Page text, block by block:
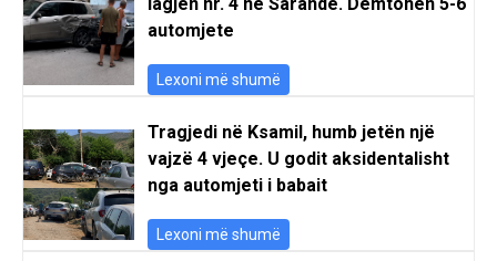
automjete
Lexoni më shumë
Tragjedi në Ksamil, humb jetën një
vajzë 4 vjeçe. U godit aksidentalisht
nga automjeti i babait
Lexoni më shumë